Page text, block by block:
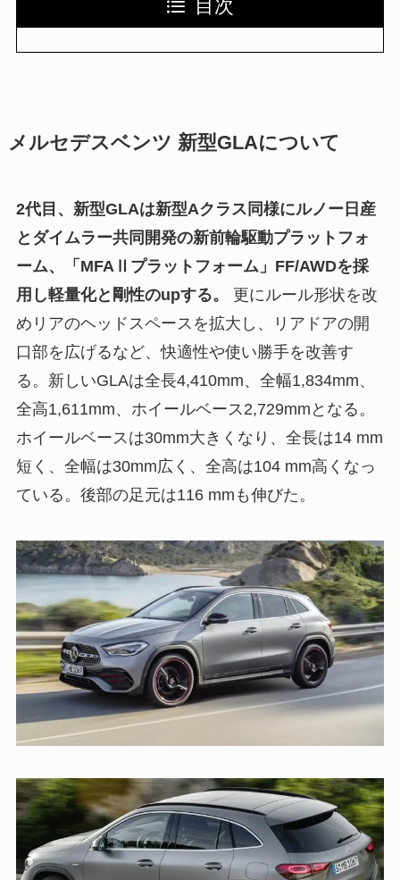
目次
メルセデスベンツ 新型GLAについて
2代目、新型GLAは新型Aクラス同様にルノー日産
とダイムラー共同開発の新前輪駆動プラットフォ
ーム、「MFAⅡプラットフォーム」FF/AWDを採
用し軽量化と剛性のupする。
更にルール形状を改
めリアのヘッドスペースを拡大し、リアドアの開
口部を広げるなど、快適性や使い勝手を改善す
る。新しいGLAは全長4,410mm、全幅1,834mm、
全高1,611mm、ホイールベース2,729mmとなる。
ホイールベースは30mm大きくなり、全長は14 mm
短く、全幅は30mm広く、全高は104 mm高くなっ
ている。後部の足元は116 mmも伸びた。